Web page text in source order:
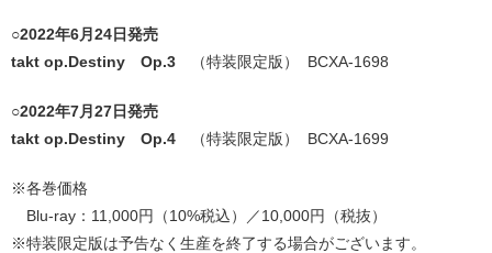
○2022年6月24日発売
takt op.Destiny Op.3
（特装限定版） BCXA-1698
○2022年7月27日発売
takt op.Destiny Op.4
（特装限定版） BCXA-1699
※各巻価格
Blu-ray：11,000円（10%税込）／10,000円（税抜）
※特装限定版は予告なく生産を終了する場合がございます。